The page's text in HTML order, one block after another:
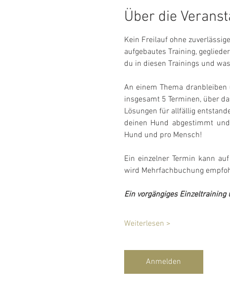
Über die
Kein Freilauf ohne
aufgebautes Training,
du in diesen Trainings und
An einem Thema
insgesamt 5 Terminen, über
Lösungen für allfällig
deinen Hund abgestimmt
Hund und pro Mensch!
Ein einzelner Termin kann
wird Mehrfachbuchung
Ein vorgängiges
Weiterlesen >
Anmelden